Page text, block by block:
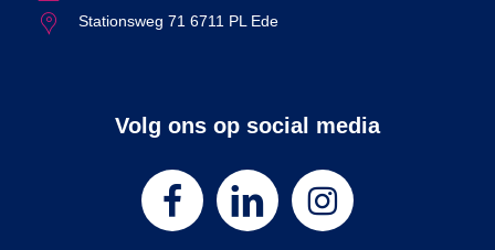
Stationsweg 71 6711 PL Ede
Volg ons op social media